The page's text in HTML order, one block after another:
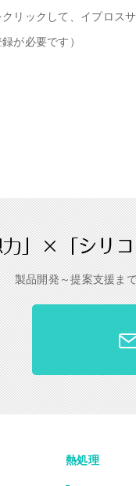
リックして、イプロス
が必要です）
製品開発～提案支援ま
熱処理